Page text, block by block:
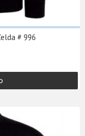
# 996